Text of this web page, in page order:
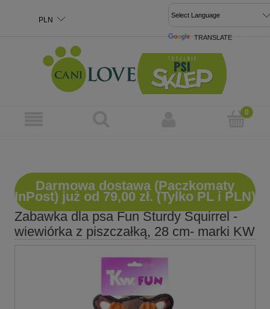
TRANSLATE
Darmowa dostawa (Paczkomaty
InPost) już od 79,00 zł. (Tylko PL i PLN)
Zabawka dla psa Fun Sturdy Squirrel -
wiewiórka z piszczałką, 28 cm- marki KW